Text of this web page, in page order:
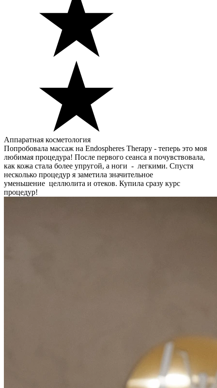
Аппаратная косметология
Попробовала массаж на Endospheres Therapy - теперь это моя
любимая процедура! После первого сеанса я почувствовала,
как кожа стала более упругой, а ноги - легкими. Спустя
несколько процедур я заметила значительное
уменьшение целлюлита и отеков. Купила сразу курс
процедур!